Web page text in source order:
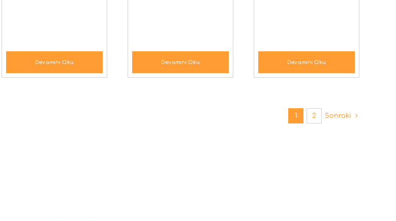
Devamını Oku Devamını Oku Devamını Oku
1 2 Sonraki